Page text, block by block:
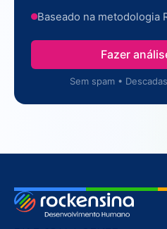
Baseado na metodologia
Fazer
Sem spam •